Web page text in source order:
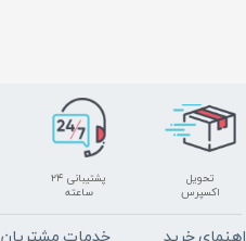
تحویل
اکسپرس
پشتیبانی ۲۴
ساعته